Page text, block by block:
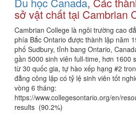
sở vật chất tại Cambrian
Cambrian College là ngôi trường cao
phía Bắc Ontario được thành lập năm
phố Sudbury, tỉnh bang Ontario,
gần 5000 sinh viên full-time, hơn 1600
từ 30 quốc gia, tự hào xếp hạng #2
đẳng công lập có tỷ lệ sinh viên tốt
vòng 6 tháng:
https://www.collegesontario.org/en/
results (90.2%)